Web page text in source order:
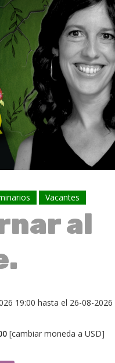
Vacantes
al
19:00 hasta el 26-08-2026
[cambiar moneda a USD]